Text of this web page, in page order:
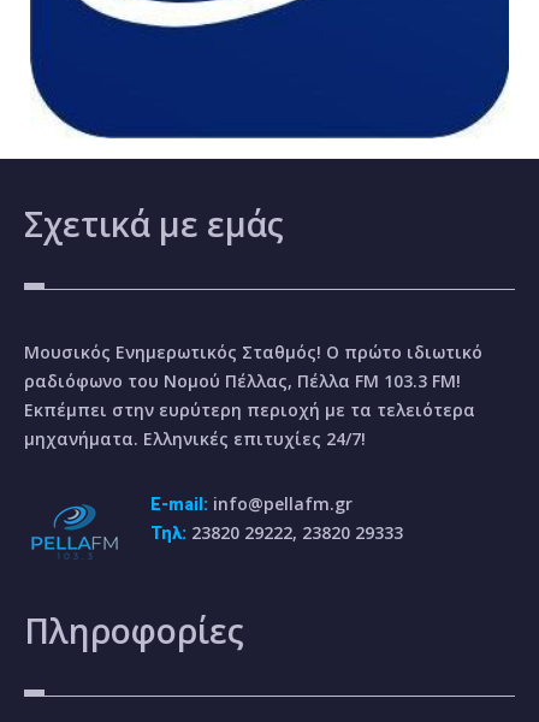
Σχετικά με εμάς
Μουσικός Ενημερωτικός Σταθμός! Ο πρώτο ιδιωτικό
ραδιόφωνο του Νομού Πέλλας, Πέλλα FM 103.3 FM!
Εκπέμπει στην ευρύτερη περιοχή με τα τελειότερα
μηχανήματα. Ελληνικές επιτυχίες 24/7!
E-mail: info@pellafm.gr
Τηλ: 23820 29222, 23820 29333
Πληροφορίες